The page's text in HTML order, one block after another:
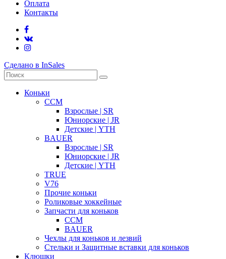
Оплата
Контакты
Сделано в InSales
Коньки
CCM
Взрослые | SR
Юниорские | JR
Детские | YTH
BAUER
Взрослые | SR
Юниорские | JR
Детские | YTH
TRUE
V76
Прочие коньки
Роликовые хоккейные
Запчасти для коньков
CCM
BAUER
Чехлы для коньков и лезвий
Стельки и Защитные вставки для коньков
Клюшки